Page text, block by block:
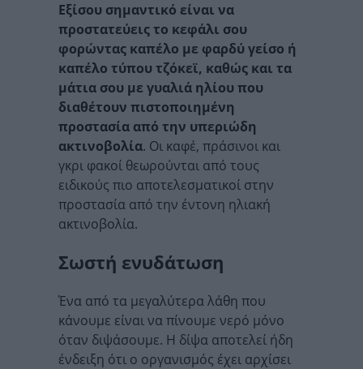
Εξίσου σημαντικό είναι να
προστατεύεις το κεφάλι σου
φορώντας καπέλο με φαρδύ γείσο ή
καπέλο τύπου τζόκεϊ, καθώς και τα
μάτια σου με γυαλιά ηλίου που
διαθέτουν πιστοποιημένη
προστασία από την υπεριώδη
ακτινοβολία. Οι καφέ, πράσινοι και
γκρι φακοί θεωρούνται από τους
ειδικούς πιο αποτελεσματικοί στην
προστασία από την έντονη ηλιακή
ακτινοβολία.
Σωστή ενυδάτωση
Ένα από τα μεγαλύτερα λάθη που
κάνουμε είναι να πίνουμε νερό μόνο
όταν διψάσουμε. Η δίψα αποτελεί ήδη
ένδειξη ότι ο οργανισμός έχει αρχίσει